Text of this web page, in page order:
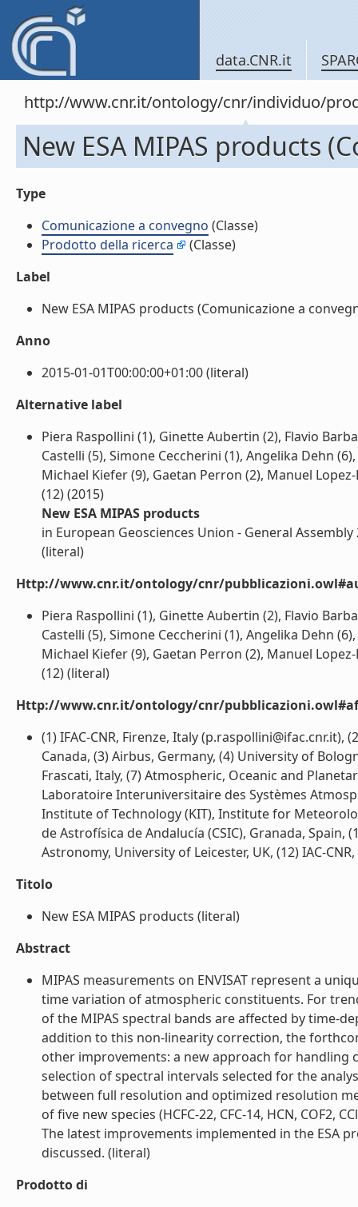
data.CNR.it
http://www.cnr.it/ontology/cnr/individuo/
New ESA MIPAS products
Type
Comunicazione a convegno (Classe)
Prodotto della ricerca
(Classe)
Label
New ESA MIPAS products (Comunicazione a
Anno
2015-01-01T00:00:00+01:00 (literal)
Alternative label
Piera Raspollini (1), Ginette Aubertin (2), Flavio
Castelli (5), Simone Ceccherini (1), Angelika Dehn
Michael Kiefer (9), Gaetan Perron (2), Manuel
(12) (2015)
New ESA MIPAS products
in European Geosciences Union - General
(literal)
Http://www.cnr.it/ontology/cnr/
Piera Raspollini (1), Ginette Aubertin (2), Flavio
Castelli (5), Simone Ceccherini (1), Angelika Dehn
Michael Kiefer (9), Gaetan Perron (2), Manuel
(12) (literal)
Http://www.cnr.it/ontology/cnr/
(1) IFAC-CNR, Firenze, Italy (p.raspollini@ifac.cnr.it),
Canada, (3) Airbus, Germany, (4) University of
Frascati, Italy, (7) Atmospheric, Oceanic and
Laboratoire Interuniversitaire des Systèmes
Institute of Technology (KIT), Institute for
de Astrofísica de Andalucía (CSIC), Granada,
Astronomy, University of Leicester, UK, (12) IAC-
Titolo
New ESA MIPAS products (literal)
Abstract
MIPAS measurements on ENVISAT represent a
time variation of atmospheric constituents. For
of the MIPAS spectral bands are affected by time-
addition to this non-linearity correction, the
other improvements: a new approach for handling
selection of spectral intervals selected for the
between full resolution and optimized resolution
of five new species (HCFC-22, CFC-14, HCN,
The latest improvements implemented in the ESA
discussed. (literal)
Prodotto di